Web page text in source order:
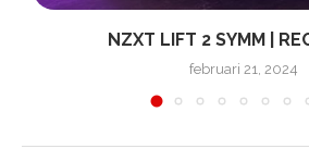
NZXT LIFT 2 SYMM |
februari 21, 2024